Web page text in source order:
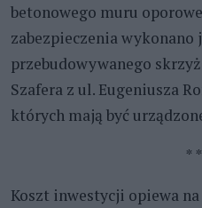
betonowego muru
zabezpieczenia wykonano
przebudowywanego
Szafera z ul. Eugeniusza
których mają być
*
Koszt inwestycji opiewa na